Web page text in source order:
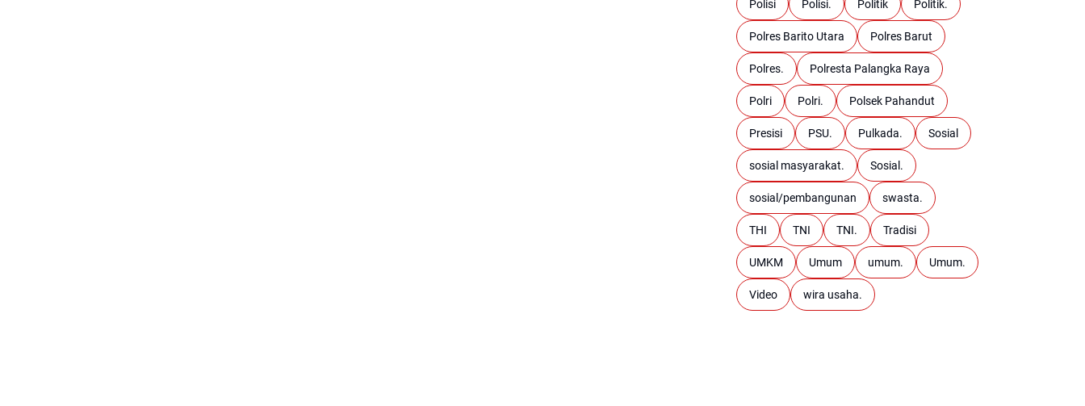
Polisi Polisi. Politik Politik.
Polres Barito Utara Polres Barut
Polres. Polresta Palangka Raya
Polri Polri. Polsek Pahandut
Presisi PSU. Pulkada. Sosial
sosial masyarakat. Sosial.
sosial/pembangunan swasta.
THI TNI TNI. Tradisi
UMKM Umum umum. Umum.
Video wira usaha.